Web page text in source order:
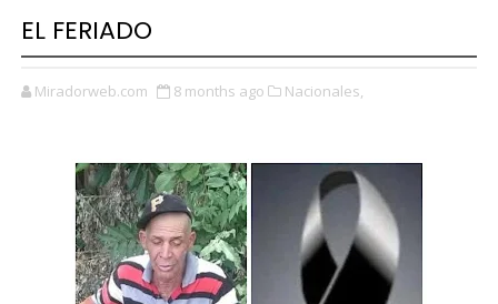
EL FERIADO
Miradorweb.com 8 months ago Nacionales,